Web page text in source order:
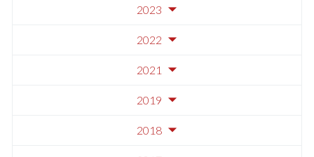
2023
2022
2021
2019
2018